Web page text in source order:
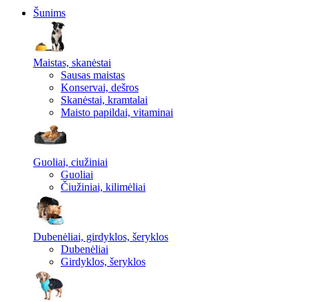
Šunims
Maistas, skanėstai
Sausas maistas
Konservai, dešros
Skanėstai, kramtalai
Maisto papildai, vitaminai
Guoliai, ciužiniai
Guoliai
Čiužiniai, kilimėliai
Dubenėliai, girdyklos, šeryklos
Dubenėliai
Girdyklos, šeryklos